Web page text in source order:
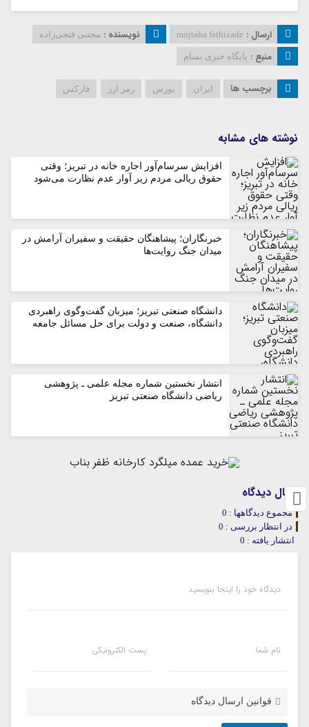
ارسال : mojtaba fathizade نویسنده : مجتبی فتحی‌زاده
منبع : پایگاه خبری نسام
برچسب ها ایران بورس رمز ارز فارکس
نوشته های مشابه
افزایش سرسام‌آور اجاره خانه در تبریز؛ وقتی
حقوق ریالی مردم زیر آوار عدم نظارت می‌شود
خبرنگاران؛ پیشاهنگان حقیقت و سفیران آرامش در
میدان جنگ روایت‌ها
دانشگاه صنعتی تبریز؛ میزبان گفت‌وگوی راهبردی
دانشگاه، صنعت و دولت برای حل مسائل جامعه
انتشار نخستین شماره مجله علمی ـ پژوهشی
ریاضی دانشگاه صنعتی تبریز
ارسال دیدگاه
مجموع دیدگاهها : 0
در انتظار بررسی : 0
انتشار یافته : 0
دیدگاه خود را اینجا بنویسید
نام شما پست الکترونیکی
قوانین ارسال دیدگاه